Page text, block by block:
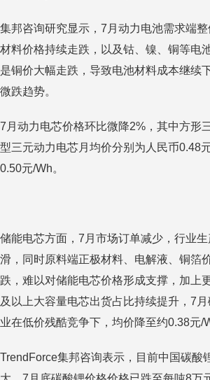
集邦咨询研究显示，7月动力电池需求端
材料价格持续走跌，以及钴、镍、铜等电
是铜价大幅走跌，导致电池材料成本继续
微跌趋势。
7月动力电芯价格环比微降2%，其中方形
型三元动力电芯月均价分别为人民币0.48
0.50元/Wh。
储能电芯方面，7月市场订单减少，行业
滑，同时原料端正极材料、电解液、铜箔
跌，难以对储能电芯价格形成支撑，加上
及以上大容量电芯出货占比持续提升，7
业在低价残酷竞争下，均价降至约0.38元/
TrendForce集邦咨询表示，目前中国碳酸